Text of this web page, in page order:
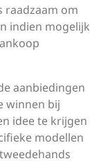
raadzaam om
indien mogelijk
aanbiedingen
winnen bij
idee te krijgen
modellen